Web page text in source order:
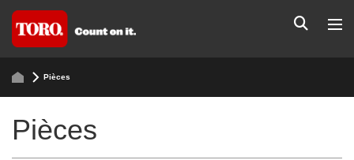
Pièces
Pièces